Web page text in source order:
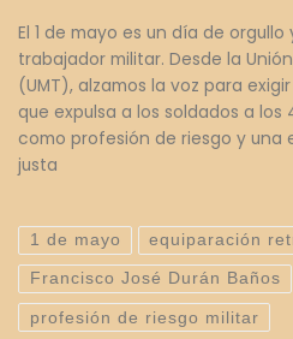
El 1 de mayo es un día de
trabajador militar. Desde la
(UMT), alzamos la voz para
que expulsa a los soldados a
como profesión de riesgo y una
justa
1 de mayo equiparación
Francisco José Durán Baños
profesión de riesgo militar